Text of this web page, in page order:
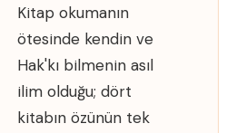
Kitap okumanın
ötesinde kendin ve
Hak'kı bilmenin asıl
ilim olduğu; dört
kitabın özünün tek